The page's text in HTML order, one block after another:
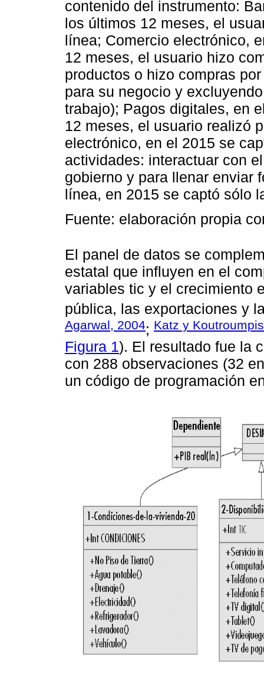
contenido del instrumento:
los últimos 12 meses, el
línea; Comercio electrónico,
12 meses, el usuario hizo
productos o hizo compras
para su negocio y
trabajo); Pagos digitales, en
12 meses, el usuario realizó
electrónico, en el 2015 se
actividades: interactuar con
gobierno y para llenar enviar
línea, en 2015 se captó sólo
Fuente: elaboración propia
El panel de datos se
estatal que influyen en el
variables tic y el crecimiento
pública, las exportaciones y
Agarwal, 2004; Katz y
Figura 1). El resultado fue la
con 288 observaciones (32
un código de programación